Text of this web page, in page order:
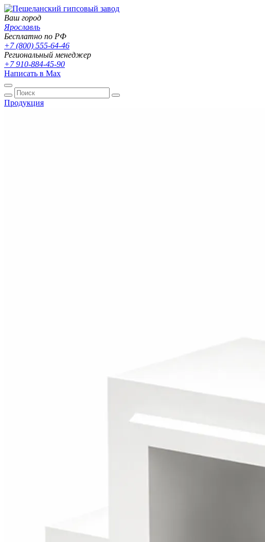
Ваш город
Ярославль
Бесплатно по РФ
+7 (800) 555-64-46
Региональный менеджер
+7 910-884-45-90
Написать в Max
Продукция